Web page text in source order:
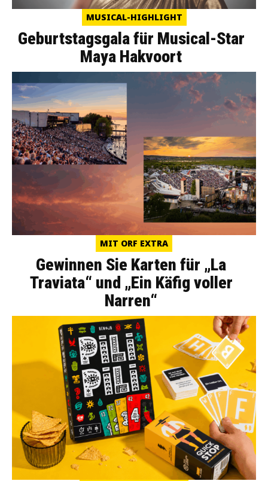
MUSICAL-HIGHLIGHT
Geburtstagsgala für Musical-Star
Maya Hakvoort
MIT ORF EXTRA
Gewinnen Sie Karten für „La
Traviata“ und „Ein Käfig voller
Narren“